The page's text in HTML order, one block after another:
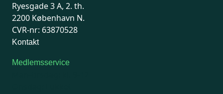
Ryesgade 3 A, 2. th.
2200 København N.
CVR-nr: 63870528
Kontakt
Medlemsservice